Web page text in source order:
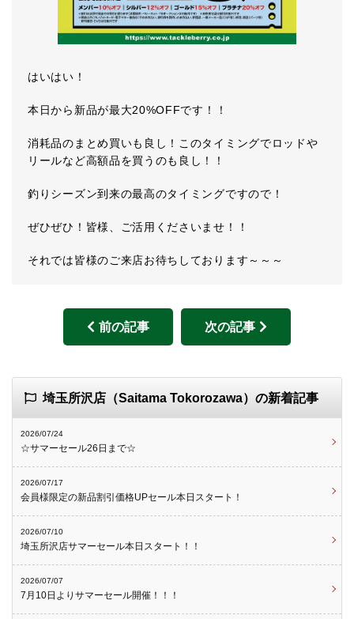
はいはい！
本日から新品が最大20%OFFです！！
消耗品のまとめ買いも良し！このタイミングでロッドや
リールなど高額品を買うのも良し！！
釣りシーズン到来の最高のタイミングですので！
ぜひぜひ！皆様、ご活用くださいませ！！
それでは皆様のご来店お待ちしております～～～
前の記事 次の記事
埼玉所沢店（Saitama Tokorozawa）の新着記事
2026/07/24
☆サマーセール26日まで☆
2026/07/17
会員様限定の新品割引価格UPセール本日スタート！
2026/07/10
埼玉所沢店サマーセール本日スタート！！
2026/07/07
7月10日よりサマーセール開催！！！